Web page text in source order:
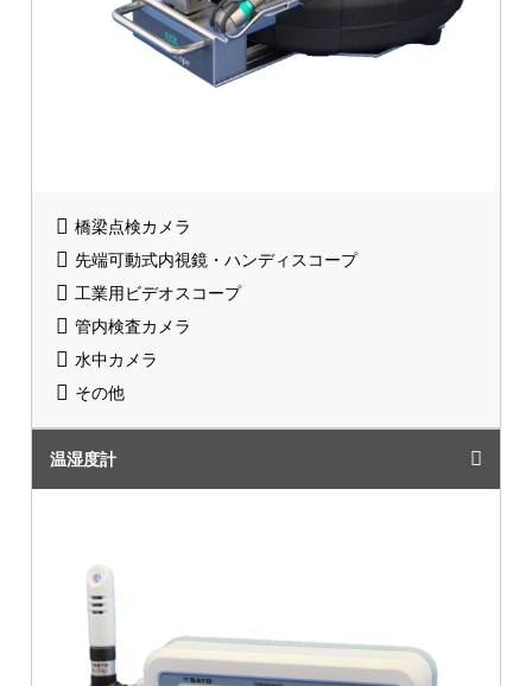
橋梁点検カメラ
先端可動式内視鏡・ハンディスコープ
工業用ビデオスコープ
管内検査カメラ
水中カメラ
その他
温湿度計